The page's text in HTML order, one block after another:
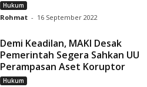
Hukum
Rohmat - 16 September 2022
Demi Keadilan, MAKI Desak
Pemerintah Segera Sahkan UU
Perampasan Aset Koruptor
Hukum